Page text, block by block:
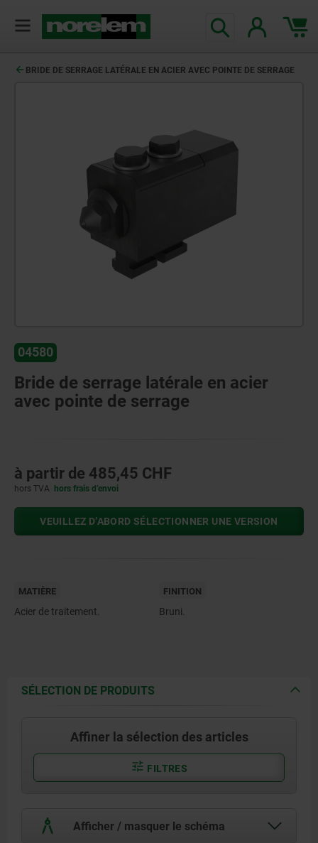
BRIDE DE SERRAGE LATÉRALE EN ACIER AVEC POINTE DE SERRAGE
04580
Bride de serrage latérale en acier
avec pointe de serrage
à partir de 485,45 CHF
hors TVA hors frais d’envoi
VEUILLEZ D’ABORD SÉLECTIONNER UNE VERSION
MATIÈRE
Acier de traitement.
FINITION
Bruni.
SÉLECTION DE PRODUITS
Affiner la sélection des articles
FILTRES
Afficher / masquer le schéma